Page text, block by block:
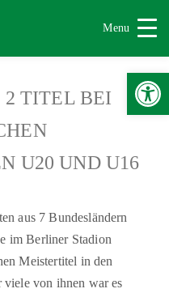
Menu
TITEL BEI
U20 UND U16
aus 7 Bundesländern
im Berliner Stadion
Meistertitel in den
von ihnen war es